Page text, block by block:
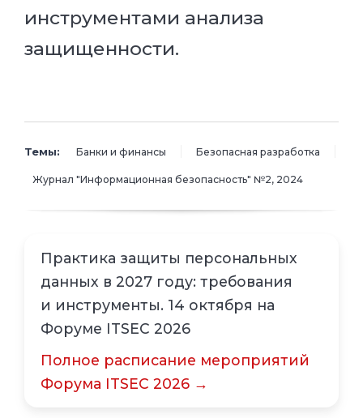
инструментами анализа
защищенности.
Темы: Банки и финансы Безопасная разработка
Журнал "Информационная безопасность" №2, 2024
Практика защиты персональных
данных в 2027 году: требования
и инструменты. 14 октября на
Форуме ITSEC 2026
Полное расписание мероприятий
Форума ITSEC 2026 →